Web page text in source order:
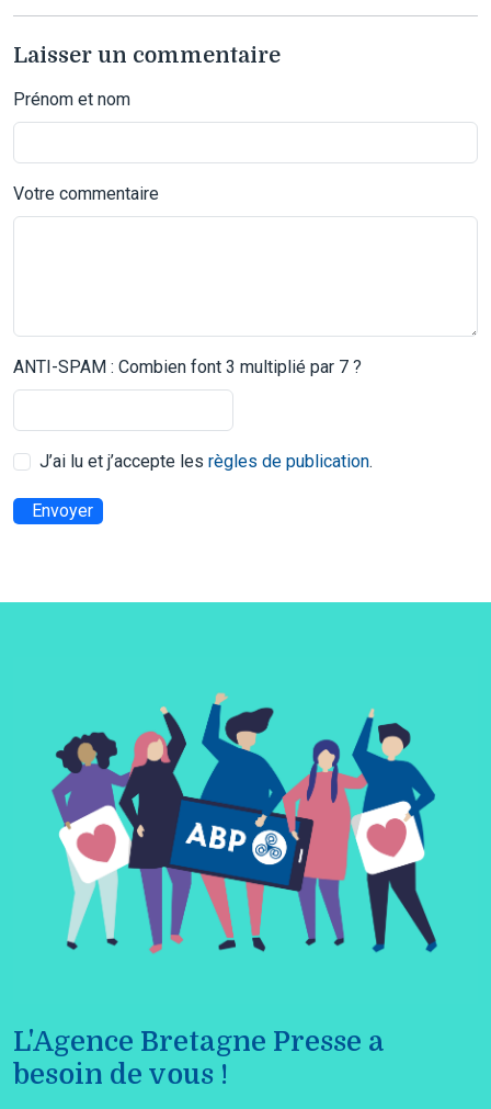
Laisser un commentaire
Prénom et nom
Votre commentaire
ANTI-SPAM : Combien font 3 multiplié par 7 ?
J’ai lu et j’accepte les règles de publication.
Envoyer
L'Agence Bretagne Presse a
besoin de vous !